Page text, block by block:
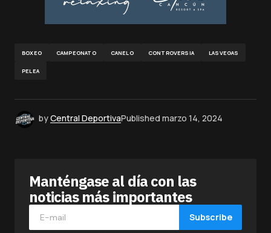
BOXEO CAMPEONATO CANELO CONTROVERSIA LASVEGAS
PELEA
byCentral DeportivaPublished marzo 14, 2024
Manténgase al día con las
noticias más importantes
Subscribe